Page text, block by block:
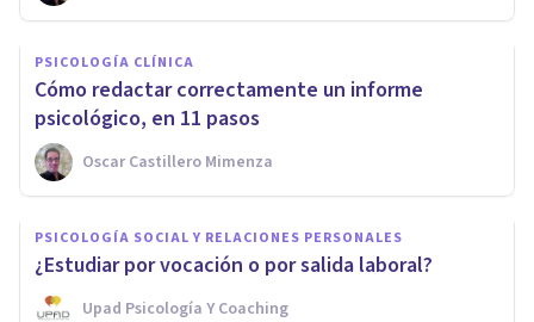
PSICOLOGÍA CLÍNICA
Cómo redactar correctamente un informe
psicológico, en 11 pasos
Oscar Castillero Mimenza
PSICOLOGÍA SOCIAL Y RELACIONES PERSONALES
¿Estudiar por vocación o por salida laboral?
Upad Psicología Y Coaching